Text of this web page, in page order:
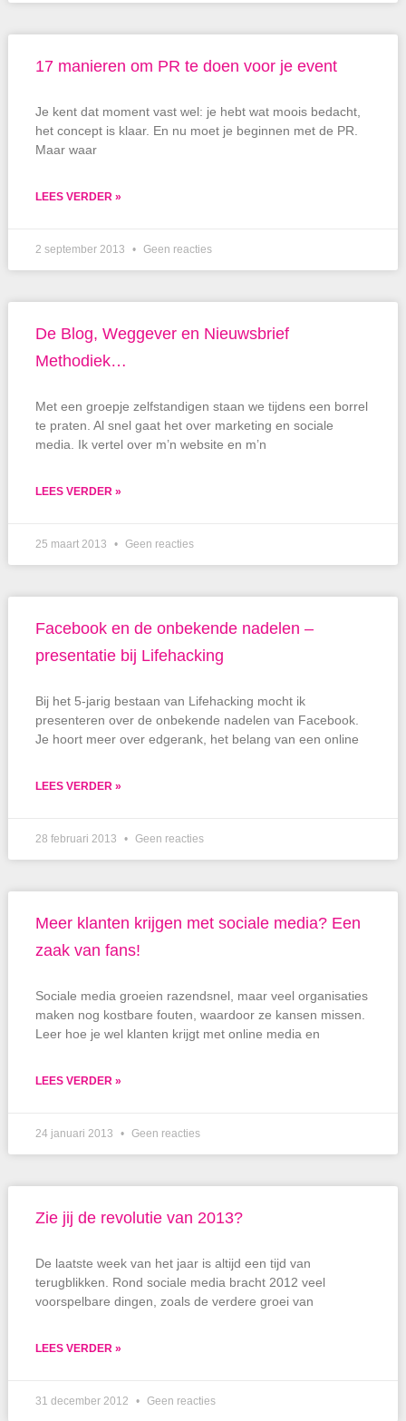
17 manieren om PR te doen voor je event
Je kent dat moment vast wel: je hebt wat moois bedacht,
het concept is klaar. En nu moet je beginnen met de PR.
Maar waar
LEES VERDER »
2 september 2013 Geen reacties
De Blog, Weggever en Nieuwsbrief
Methodiek…
Met een groepje zelfstandigen staan we tijdens een borrel
te praten. Al snel gaat het over marketing en sociale
media. Ik vertel over m’n website en m’n
LEES VERDER »
25 maart 2013 Geen reacties
Facebook en de onbekende nadelen –
presentatie bij Lifehacking
Bij het 5-jarig bestaan van Lifehacking mocht ik
presenteren over de onbekende nadelen van Facebook.
Je hoort meer over edgerank, het belang van een online
LEES VERDER »
28 februari 2013 Geen reacties
Meer klanten krijgen met sociale media? Een
zaak van fans!
Sociale media groeien razendsnel, maar veel organisaties
maken nog kostbare fouten, waardoor ze kansen missen.
Leer hoe je wel klanten krijgt met online media en
LEES VERDER »
24 januari 2013 Geen reacties
Zie jij de revolutie van 2013?
De laatste week van het jaar is altijd een tijd van
terugblikken. Rond sociale media bracht 2012 veel
voorspelbare dingen, zoals de verdere groei van
LEES VERDER »
31 december 2012 Geen reacties